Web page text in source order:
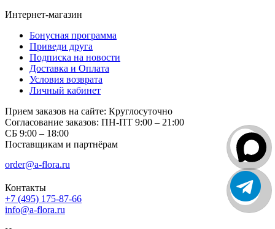
Интернет-магазин
Бонусная программа
Приведи друга
Подписка на новости
Доставка и Оплата
Условия возврата
Личный кабинет
Прием заказов на сайте: Круглосуточно
Согласование заказов: ПН-ПТ 9:00 – 21:00
СБ 9:00 – 18:00
Поставщикам и партнёрам
order@a-flora.ru
Контакты
+7 (495) 175-87-66
info@a-flora.ru